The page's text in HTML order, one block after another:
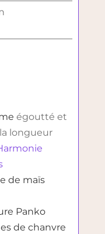
égoutté et
longueur
de maïs
Panko
de chanvre